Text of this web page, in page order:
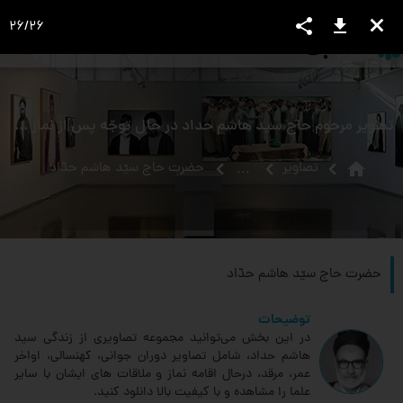
view_headline
تصویر مرحوم حاج سید هاشم حداد در حال توجّه پس از نماز عید فطر
home تصاویر ... حضرت حاج سيّد هاشم حدّاد‏
حضرت حاج سيّد هاشم حدّاد‏
توضیحات
در این بخش می‌توانید مجموعه تصاویری از زندگی سید
هاشم حداد، شامل تصاویر دوران جوانی، کهنسالی، اواخر
عمر، مرقد، درحال اقامه نماز و ملاقات های ایشان با سایر
علما را مشاهده و با کیفیت بالا دانلود کنید.
close
download
share
26/26